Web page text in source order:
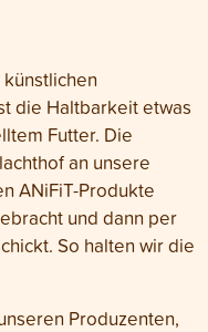
die Haltbarkeit etwas
Futter. Die
an unsere
ANiFiT-Produkte
und dann per
So halten wir die
Produzenten,